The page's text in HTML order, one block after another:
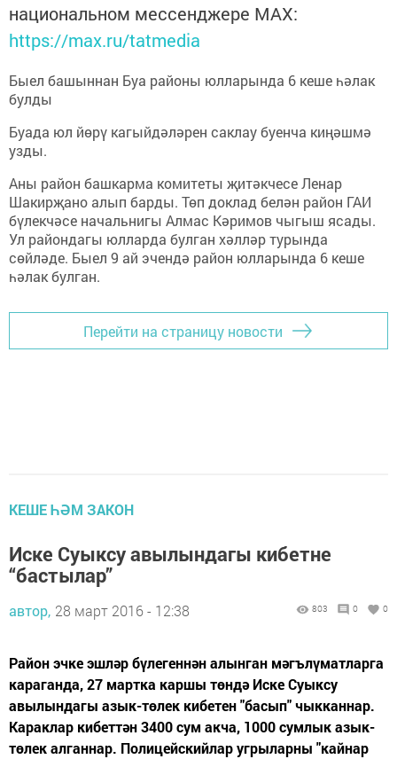
национальном мессенджере MАХ:
https://max.ru/tatmedia
Быел башыннан Буа районы юлларында 6 кеше һәлак
булды
Буада юл йөрү кагыйдәләрен саклау буенча киңәшмә
узды.
Аны район башкарма комитеты җитәкчесе Ленар
Шакирҗано алып барды. Төп доклад белән район ГАИ
бүлекчәсе начальнигы Алмас Кәримов чыгыш ясады.
Ул райондагы юлларда булган хәлләр турында
сөйләде. Быел 9 ай эчендә район юлларында 6 кеше
һәлак булган.
Перейти на страницу новости
КЕШЕ ҺӘМ ЗАКОН
Иске Суыксу авылындагы кибетне
“бастылар”
автор, 28 март 2016 - 12:38 803 0 0
Район эчке эшләр бүлегеннән алынган мәгълүматларга
караганда, 27 мартка каршы төндә Иске Суыксу
авылындагы азык-төлек кибетен "басып" чыкканнар.
Караклар кибеттән 3400 сум акча, 1000 сумлык азык-
төлек алганнар. Полицейскийлар угрыларны "кайнар